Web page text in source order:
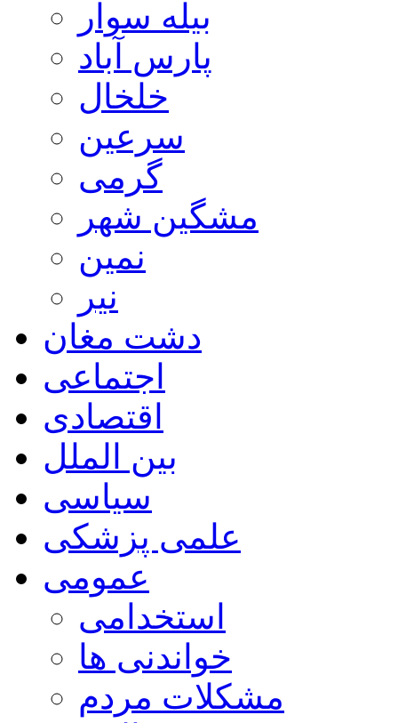
بیله سوار
پارس آباد
خلخال
سرعین
گرمی
مشگین شهر
نمین
نیر
دشت مغان
اجتماعی
اقتصادی
بین الملل
سیاسی
علمی پزشکی
عمومی
استخدامی
خواندنی ها
مشکلات مردم